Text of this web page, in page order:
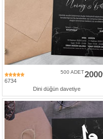
Simay
Davetiye
kimiz?
İletişim
427
46
29
6734
2000
500 ADET
Dini düğün davetiye